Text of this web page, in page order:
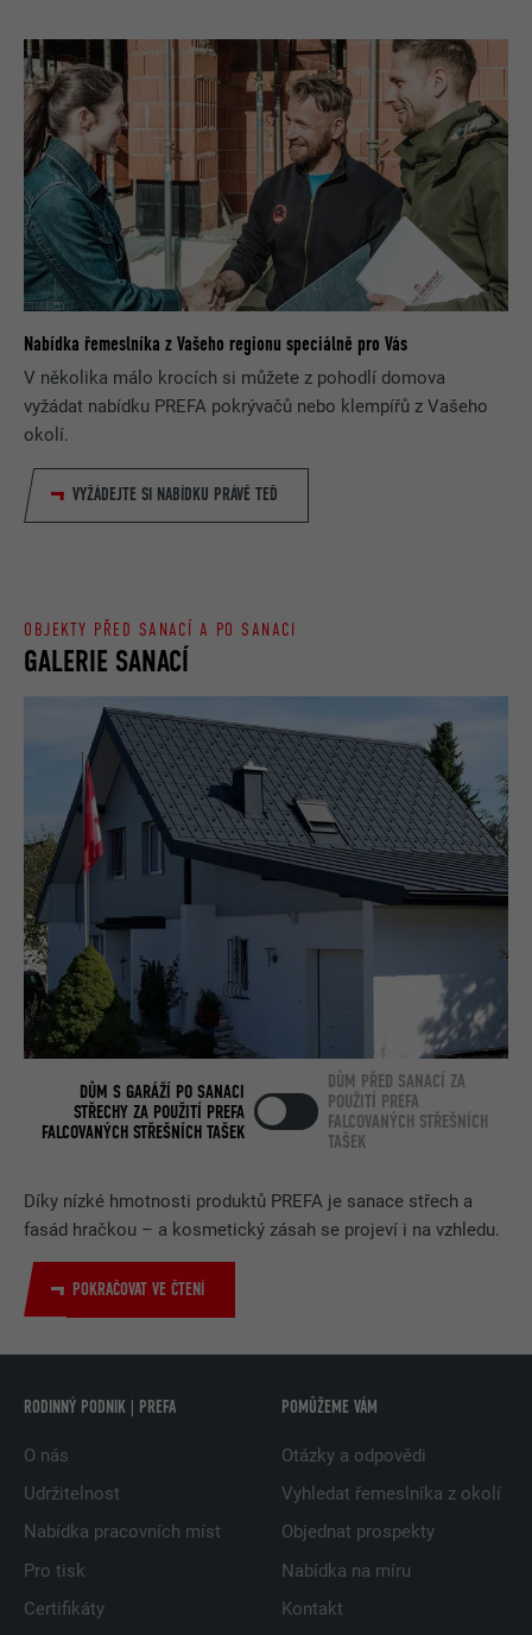
Nabídka řemeslníka z Vašeho regionu speciálně pro Vás
V několika málo krocích si můžete z pohodlí domova
vyžádat nabídku PREFA pokrývačů nebo klempířů z Vašeho
okolí.
VYŽÁDEJTE SI NABÍDKU PRÁVĚ TEĎ
Díky nízké hmotnosti produktů PREFA je sanace střech a
fasád hračkou – a kosmetický zásah se projeví i na vzhledu.
POKRAČOVAT VE ČTENÍ
GALERIE SANACÍ
OBJEKTY PŘED SANACÍ A PO SANACI
DŮM S GARÁŽÍ PO SANACI
STŘECHY ZA POUŽITÍ PREFA
FALCOVANÝCH STŘEŠNÍCH TAŠEK
DŮM PŘED SANACÍ ZA
POUŽITÍ PREFA
FALCOVANÝCH STŘEŠNÍCH
TAŠEK
RODINNÝ PODNIK | PREFA
O nás
Udržitelnost
Nabídka pracovních míst
Pro tisk
Certifikáty
POMŮŽEME VÁM
Otázky a odpovědi
Vyhledat řemeslníka z okolí
Objednat prospekty
Nabídka na míru
Kontakt